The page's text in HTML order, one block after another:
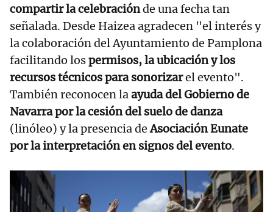
compartir la celebraciónde una fecha tan
señalada. Desde Haizea agradecen "el interés y
la colaboración del Ayuntamiento de Pamplona
facilitando lospermisos, la ubicación y los
recursos técnicos para sonorizarel evento".
También reconocen laayuda del Gobierno de
Navarra por la cesión del suelo de danza
(linóleo) y la presencia deAsociación Eunate
por la interpretación en signos del evento.